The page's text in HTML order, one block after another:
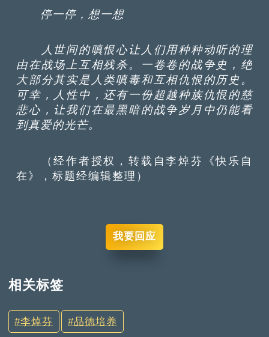
停一停， 想一想
人世间的嗔恨心让人们用种种动听的理
由在战场上互相残杀。一卷卷的战争史，绝
大部分其实是人类嗔毒和互相仇恨的历史。
可幸，人性中，还有一份超越种族仇恨的慈
悲心，让我们在最黑暗的战争岁月中仍能看
到真爱的光芒。
（经作者授权，转载自李焯芬《快乐自
在》，标题经编辑整理）
我要回应
相关标签
李焯芬 品德培养